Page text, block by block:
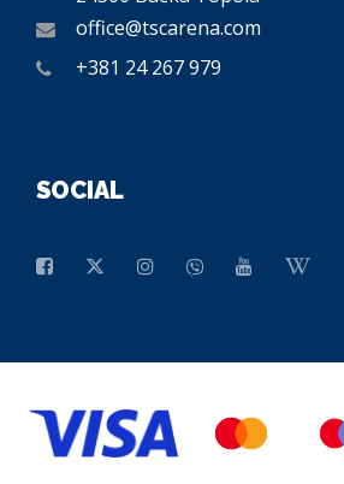
office@tscarena.com
+381 24 267 979
SOCIAL